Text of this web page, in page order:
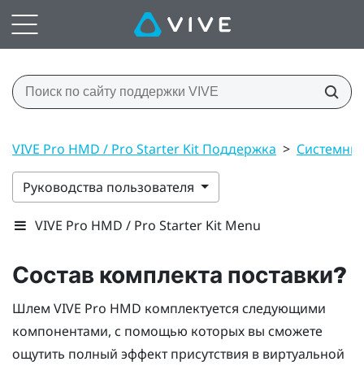
VIVE Pro HMD / Pro Starter Kit Поддержка >
Руководства пользователя
VIVE Pro HMD / Pro Starter Kit Menu
Состав комплекта поставки?
Шлем VIVE Pro HMD комплектуется следующими
компонентами, с помощью которых вы сможете
ощутить полный эффект присутствия в виртуальной